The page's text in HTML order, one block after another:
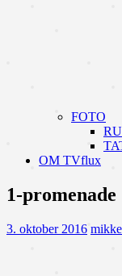
FOTO
OM TVflux
1-promenade
3. oktober 2016